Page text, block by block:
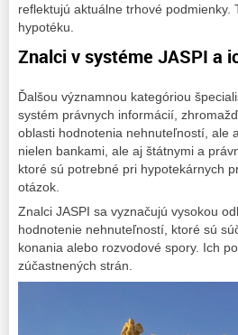
reflektujú aktuálne trhové
hypotéku.
Znalci v systéme JASPI a
Ďalšou významnou kategóriou
systém právnych informácií,
oblasti hodnotenia nehnuteľností, ale
nielen bankami, ale aj štátnymi a
ktoré sú potrebné pri hypotekárnych
otázok.
Znalci JASPI sa vyznačujú vysokou
hodnotenie nehnuteľností, ktoré sú
konania alebo rozvodové spory. Ich
zúčastnených strán.